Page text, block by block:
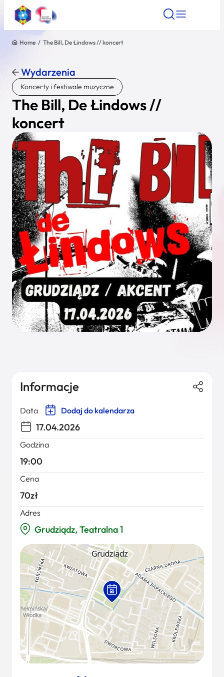
Znajdź atrakcję
Nazwa atrakcji
Miasto
Kategoria
Wyszukaj
Home / The Bill, De Łindows // koncert
Wydarzenia
Koncerty i festiwale muzyczne
The Bill, De Łindows //
koncert
Informacje
Data Dodaj do kalendarza
17.04.2026
Godzina
19:00
Cena
70zł
Adres
Grudziądz, Teatralna 1